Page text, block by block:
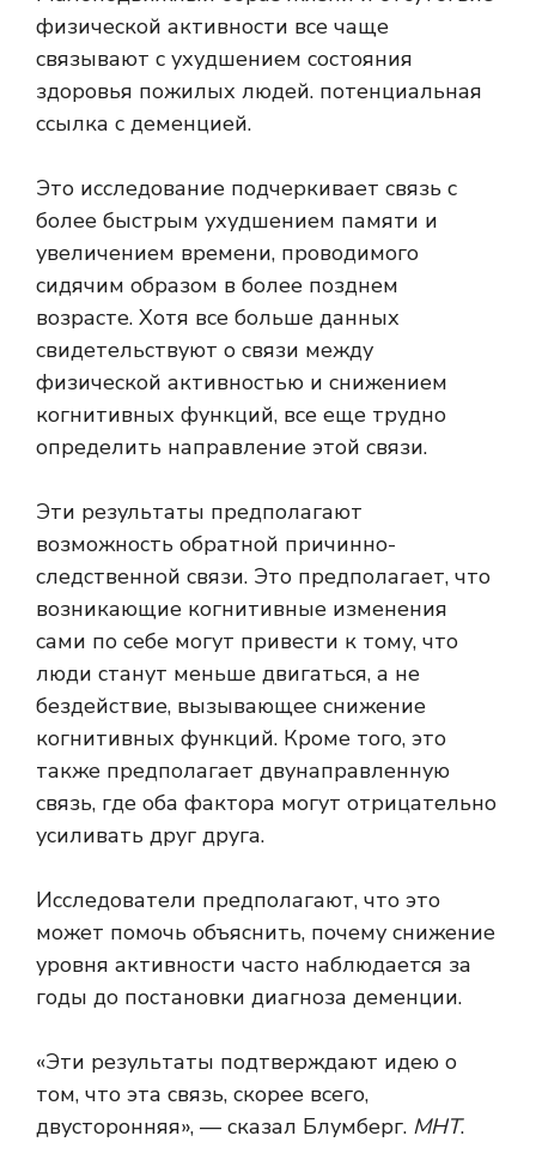
физической активности все чаще
связывают с ухудшением состояния
здоровья пожилых людей. потенциальная
ссылка с деменцией.
Это исследование подчеркивает связь с
более быстрым ухудшением памяти и
увеличением времени, проводимого
сидячим образом в более позднем
возрасте. Хотя все больше данных
свидетельствуют о связи между
физической активностью и снижением
когнитивных функций, все еще трудно
определить направление этой связи.
Эти результаты предполагают
возможность обратной причинно-
следственной связи. Это предполагает, что
возникающие когнитивные изменения
сами по себе могут привести к тому, что
люди станут меньше двигаться, а не
бездействие, вызывающее снижение
когнитивных функций. Кроме того, это
также предполагает двунаправленную
связь, где оба фактора могут отрицательно
усиливать друг друга.
Исследователи предполагают, что это
может помочь объяснить, почему снижение
уровня активности часто наблюдается за
годы до постановки диагноза деменции.
«Эти результаты подтверждают идею о
том, что эта связь, скорее всего,
двусторонняя», — сказал Блумберг. МНТ.